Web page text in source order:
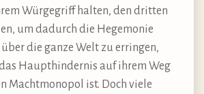
Würgegriff halten, den dritten
um dadurch die Hegemonie
die ganze Welt zu erringen,
Haupthindernis auf ihrem Weg
Machtmonopol ist. Doch viele